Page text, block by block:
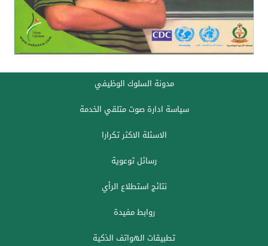
مدونة السلوك الوظيفي
سياسة ادارة صوت متلقي الخدمة
الاسئلة الاكثر تكرارا
رسائل توعوية
نتائج استطلاع الرأي
روابط مفيدة
تطبيقات الهواتف الذكية